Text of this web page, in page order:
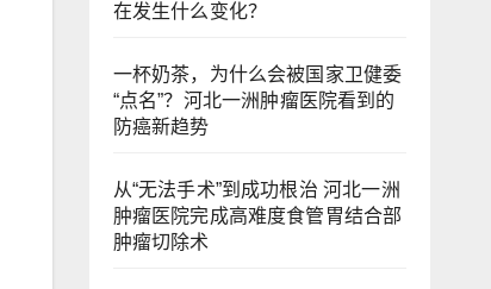
在发生什么变化？
一杯奶茶，为什么会被国家卫健委
“点名”？河北一洲肿瘤医院看到的
防癌新趋势
从“无法手术”到成功根治 河北一洲
肿瘤医院完成高难度食管胃结合部
肿瘤切除术